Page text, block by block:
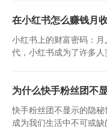
在小红书怎么赚钱月
小红书上的财富密码：
代，小红书成为了许多人
为什么快手粉丝团不
快手粉丝团不显示的隐
成为我们生活中不可或缺